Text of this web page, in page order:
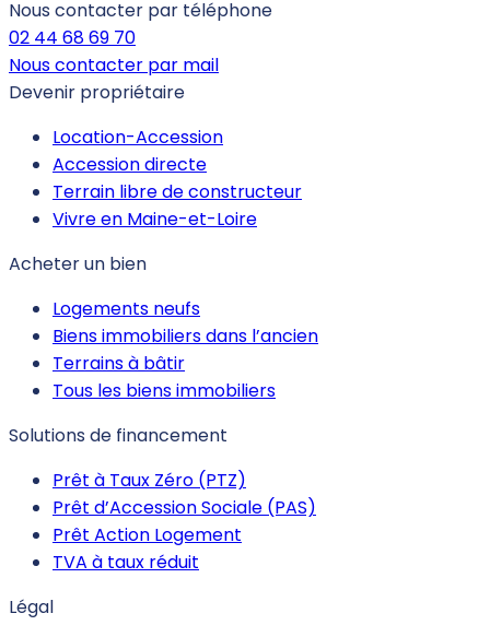
Nous contacter par téléphone
02 44 68 69 70
Nous contacter par mail
Devenir propriétaire
Location-Accession
Accession directe
Terrain libre de constructeur
Vivre en Maine-et-Loire
Acheter un bien
Logements neufs
Biens immobiliers dans l’ancien
Terrains à bâtir
Tous les biens immobiliers
Solutions de financement
Prêt à Taux Zéro (PTZ)
Prêt d’Accession Sociale (PAS)
Prêt Action Logement
TVA à taux réduit
Légal